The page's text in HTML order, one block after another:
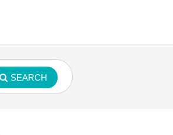
SEARCH